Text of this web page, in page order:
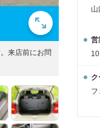
来店前にお問
営
ク
フ